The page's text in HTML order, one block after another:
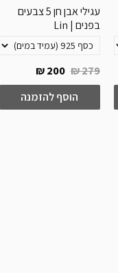
עגילי אבן חן 5 צבעים
בפנים | Lin
200 ₪
279 ₪
הוסף להזמנה